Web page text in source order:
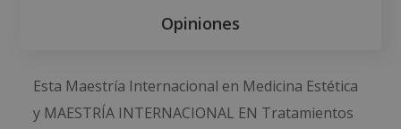
Opiniones
Esta Maestría Internacional en Medicina Estética
y MAESTRÍA INTERNACIONAL EN Tratamientos